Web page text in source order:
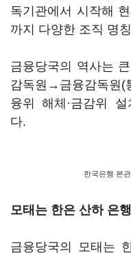
독기관에서 시작해
까지 다양한 조직 명
금융당국의 역사는
감독원→금융감독원
융위 해체·금감위
다.
한국은행 본
모태는 한은 산하 은
금융당국의 모태는